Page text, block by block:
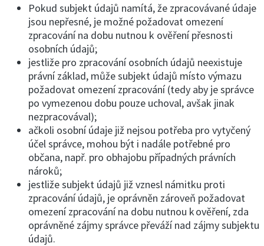
Pokud subjekt údajů namítá, že zpracovávané údaje
jsou nepřesné, je možné požadovat omezení
zpracování na dobu nutnou k ověření přesnosti
osobních údajů;
jestliže pro zpracování osobních údajů neexistuje
právní základ, může subjekt údajů místo výmazu
požadovat omezení zpracování (tedy aby je správce
po vymezenou dobu pouze uchoval, avšak jinak
nezpracovával);
ačkoli osobní údaje již nejsou potřeba pro vytyčený
účel správce, mohou být i nadále potřebné pro
občana, např. pro obhajobu případných právních
nároků;
jestliže subjekt údajů již vznesl námitku proti
zpracování údajů, je oprávněn zároveň požadovat
omezení zpracování na dobu nutnou k ověření, zda
oprávněné zájmy správce převáží nad zájmy subjektu
údajů.